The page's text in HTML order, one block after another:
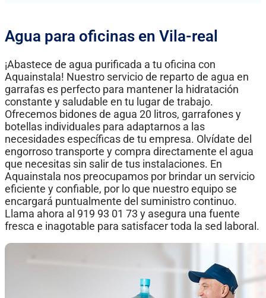
Agua para oficinas en Vila-real
¡Abastece de agua purificada a tu oficina con
Aquainstala! Nuestro servicio de reparto de agua en
garrafas es perfecto para mantener la hidratación
constante y saludable en tu lugar de trabajo.
Ofrecemos bidones de agua 20 litros, garrafones y
botellas individuales para adaptarnos a las
necesidades específicas de tu empresa. Olvídate del
engorroso transporte y compra directamente el agua
que necesitas sin salir de tus instalaciones. En
Aquainstala nos preocupamos por brindar un servicio
eficiente y confiable, por lo que nuestro equipo se
encargará puntualmente del suministro continuo.
Llama ahora al 919 93 01 73 y asegura una fuente
fresca e inagotable para satisfacer toda la sed laboral.